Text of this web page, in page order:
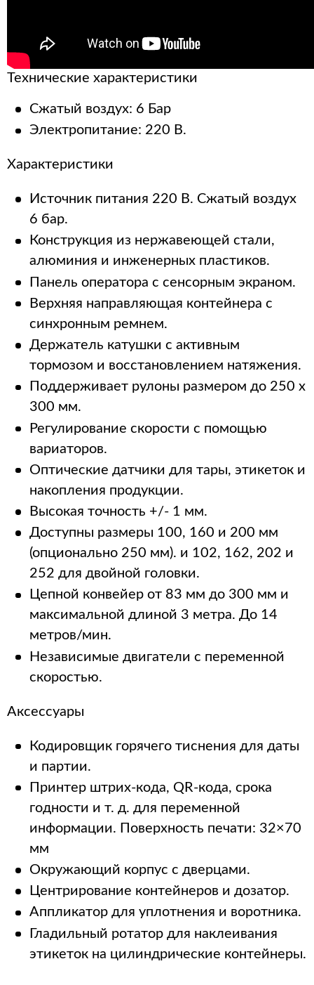
Технические характеристики
Сжатый воздух: 6 Бар
Электропитание: 220 В.
Характеристики
Источник питания 220 В. Сжатый воздух
6 бар.
Конструкция из нержавеющей стали,
алюминия и инженерных пластиков.
Панель оператора с сенсорным экраном.
Верхняя направляющая контейнера с
синхронным ремнем.
Держатель катушки с активным
тормозом и восстановлением натяжения.
Поддерживает рулоны размером до 250 x
300 мм.
Регулирование скорости с помощью
вариаторов.
Оптические датчики для тары, этикеток и
накопления продукции.
Высокая точность +/- 1 мм.
Доступны размеры 100, 160 и 200 мм
(опционально 250 мм). и 102, 162, 202 и
252 для двойной головки.
Цепной конвейер от 83 мм до 300 мм и
максимальной длиной 3 метра. До 14
метров/мин.
Независимые двигатели с переменной
скоростью.
Аксессуары
Кодировщик горячего тиснения для даты
и партии.
Принтер штрих-кода, QR-кода, срока
годности и т. д. для переменной
информации. Поверхность печати: 32×70
мм
Окружающий корпус с дверцами.
Центрирование контейнеров и дозатор.
Аппликатор для уплотнения и воротника.
Гладильный ротатор для наклеивания
этикеток на цилиндрические контейнеры.